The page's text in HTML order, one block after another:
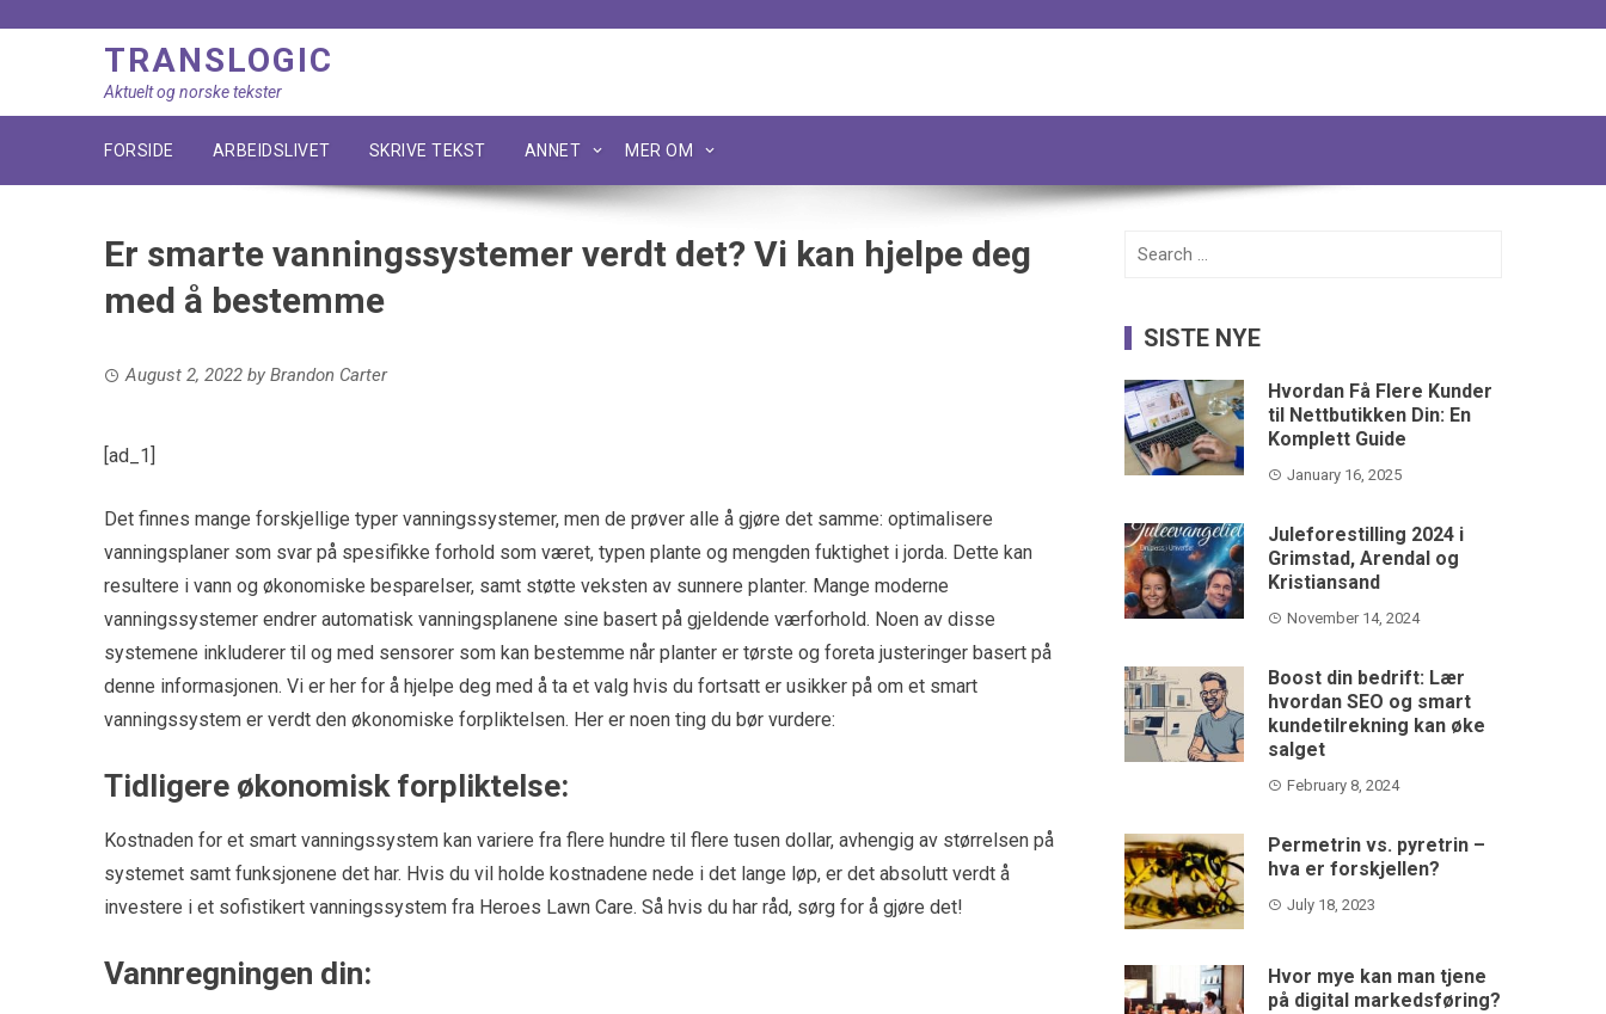
TRANSLOGIC
Aktuelt og norske tekster
FORSIDE ARBEIDSLIVET SKRIVE TEKST ANNET MER OM
Er smarte vanningssystemer verdt det? Vi kan hjelpe deg
med å bestemme
August 2, 2022 by Brandon Carter
[ad_1]
Det finnes mange forskjellige typer vanningssystemer, men de prøver alle å gjøre det samme: optimalisere
vanningsplaner som svar på spesifikke forhold som været, typen plante og mengden fuktighet i jorda. Dette kan
resultere i vann og økonomiske besparelser, samt støtte veksten av sunnere planter. Mange moderne
vanningssystemer endrer automatisk vanningsplanene sine basert på gjeldende værforhold. Noen av disse
systemene inkluderer til og med sensorer som kan bestemme når planter er tørste og foreta justeringer basert på
denne informasjonen. Vi er her for å hjelpe deg med å ta et valg hvis du fortsatt er usikker på om et smart
vanningssystem er verdt den økonomiske forpliktelsen. Her er noen ting du bør vurdere:
Tidligere økonomisk forpliktelse:
Kostnaden for et smart vanningssystem kan variere fra flere hundre til flere tusen dollar, avhengig av størrelsen på
systemet samt funksjonene det har. Hvis du vil holde kostnadene nede i det lange løp, er det absolutt verdt å
investere i et sofistikert vanningssystem fra Heroes Lawn Care. Så hvis du har råd, sørg for å gjøre det!
Vannregningen din:
Search
SISTE NYE
Hvordan Få Flere Kunder
til Nettbutikken Din: En
Komplett Guide
January 16, 2025
Juleforestilling 2024 i
Grimstad, Arendal og
Kristiansand
November 14, 2024
Boost din bedrift: Lær
hvordan SEO og smart
kundetilrekning kan øke
salget
February 8, 2024
Permetrin vs. pyretrin –
hva er forskjellen?
July 18, 2023
Hvor mye kan man tjene
på digital markedsføring?